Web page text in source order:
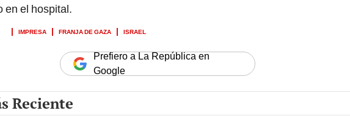
en el hospital.
IMPRESA FRANJA DE GAZA ISRAEL
Prefiero a La República en
Google
Reciente